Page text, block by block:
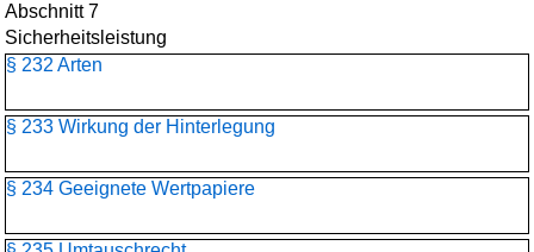
Abschnitt 7
Sicherheitsleistung
§ 232 Arten
§ 233 Wirkung der Hinterlegung
§ 234 Geeignete Wertpapiere